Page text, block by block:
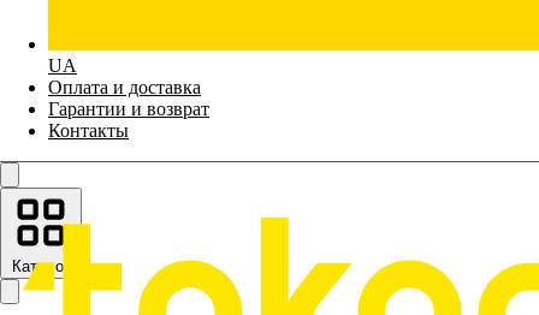
UA
Оплата и доставка
Гарантии и возврат
Контакты
Каталог